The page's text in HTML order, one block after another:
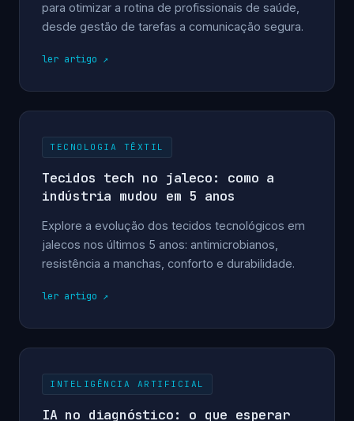
para otimizar a rotina de profissionais de saúde,
desde gestão de tarefas a comunicação segura.
ler artigo
TECNOLOGIA TÊXTIL
Tecidos tech no jaleco: como a
indústria mudou em 5 anos
Explore a evolução dos tecidos tecnológicos em
jalecos nos últimos 5 anos: antimicrobianos,
resistência a manchas, conforto e durabilidade.
ler artigo
INTELIGÊNCIA ARTIFICIAL
IA no diagnóstico: o que esperar